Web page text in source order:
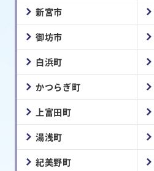
新宮市
御坊市
白浜町
かつらぎ町
上富田町
湯浅町
紀美野町